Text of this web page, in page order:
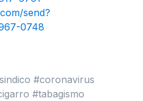
send?
0748
#coronavirus
#tabagismo